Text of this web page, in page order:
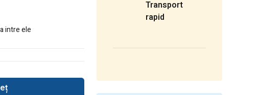
intre ele
Transport
rapid